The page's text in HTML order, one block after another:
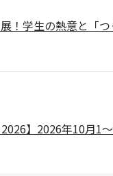
！学生の熱意と「
】2026年10月1